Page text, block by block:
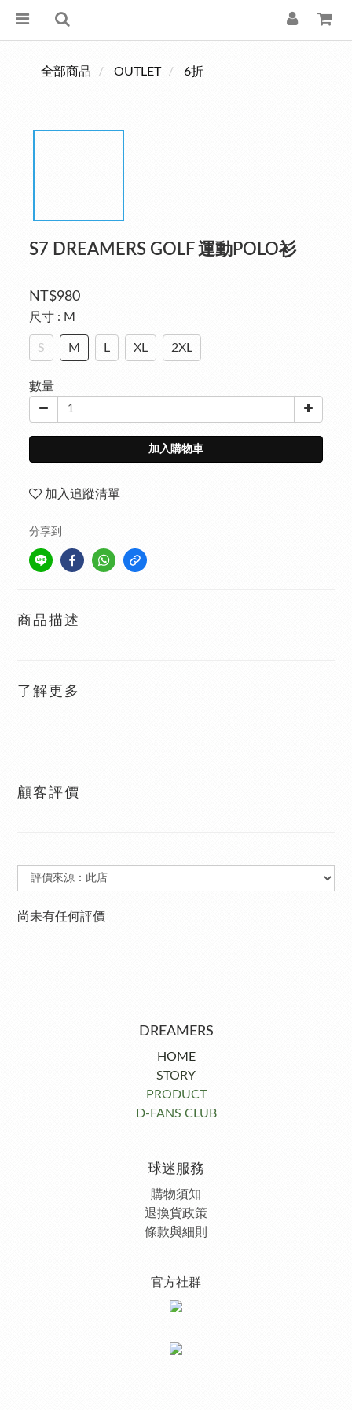
全部商品 OUTLET 6折
S7 DREAMERS GOLF 運動POLO衫
NT$980
尺寸 : M
S M L XL 2XL
數量
加入購物車
加入追蹤清單
分享到
商品描述
了解更多
顧客評價
尚未有任何評價
DREAMERS
HOME
STORY
PRODUCT
D-FANS CLUB
球迷服務
購物須知
退換貨政策
條款與細則
官方社群